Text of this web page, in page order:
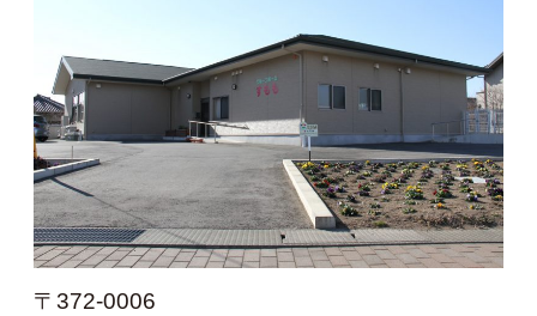
〒372-0006